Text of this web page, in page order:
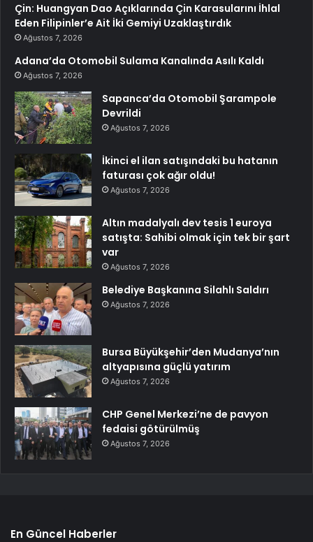
Çin: Huangyan Dao Açıklarında Çin Karasularını İhlal
Eden Filipinler’e Ait İki Gemiyi Uzaklaştırdık
Ağustos 7, 2026
Adana’da Otomobil Sulama Kanalında Asılı Kaldı
Ağustos 7, 2026
Sapanca’da Otomobil Şarampole
Devrildi
Ağustos 7, 2026
İkinci el ilan satışındaki bu hatanın
faturası çok ağır oldu!
Ağustos 7, 2026
Altın madalyalı dev tesis 1 euroya
satışta: Sahibi olmak için tek bir şart
var
Ağustos 7, 2026
Belediye Başkanına Silahlı Saldırı
Ağustos 7, 2026
Bursa Büyükşehir’den Mudanya’nın
altyapısına güçlü yatırım
Ağustos 7, 2026
CHP Genel Merkezi’ne de pavyon
fedaisi götürülmüş
Ağustos 7, 2026
En Güncel Haberler